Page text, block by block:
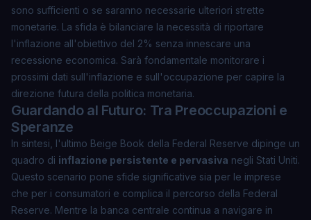
sono sufficienti o se saranno necessarie ulteriori strette
monetarie. La sfida è bilanciare la necessità di riportare
l'inflazione all'obiettivo del 2% senza innescare una
recessione economica. Sarà fondamentale monitorare i
prossimi dati sull'inflazione e sull'occupazione per capire la
direzione futura della politica monetaria.
Guardando al Futuro: Tra Preoccupazioni e
Speranze
In sintesi, l'ultimo Beige Book della Federal Reserve dipinge un
quadro di inflazione persistente e pervasiva negli Stati Uniti.
Questo scenario pone sfide significative sia per le imprese
che per i consumatori e complica il percorso della Federal
Reserve. Mentre la banca centrale continua a navigare in